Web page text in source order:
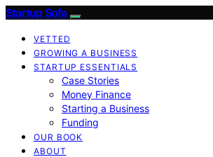
Startup Sofa
VETTED
GROWING A BUSINESS
STARTUP ESSENTIALS
Case Stories
Money Finance
Starting a Business
Funding
OUR BOOK
ABOUT